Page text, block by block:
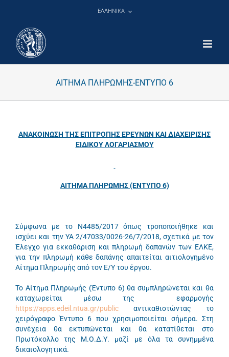
ΕΛΛΗΝΙΚΑ
ΑΙΤΗΜΑ ΠΛΗΡΩΜΗΣ-ΕΝΤΥΠΟ 6
ΑΝΑΚΟΙΝΩΣΗ ΤΗΣ ΕΠΙΤΡΟΠΗΣ ΕΡΕΥΝΩΝ ΚΑΙ ΔΙΑΧΕΙΡΙΣΗΣ
ΕΙΔΙΚΟΥ ΛΟΓΑΡΙΑΣΜΟΥ
ΑΙΤΗΜΑ ΠΛΗΡΩΜΗΣ (ΕΝΤΥΠΟ 6)
Σύμφωνα με το Ν4485/2017 όπως τροποποιήθηκε και
ισχύει και την ΥΑ 2/47033/0026-26/7/2018, σχετικά με τον
Έλεγχο για εκκαθάριση και πληρωμή δαπανών των ΕΛΚΕ,
για την πληρωμή κάθε δαπάνης απαιτείται αιτιολογημένο
Αίτημα Πληρωμής από τον Ε/Υ του έργου.
Το Αίτημα Πληρωμής (Έντυπο 6) θα συμπληρώνεται και θα
καταχωρείται μέσω της εφαρμογής
https://apps.edeil.ntua.gr/public αντικαθιστώντας το
χειρόγραφο Έντυπο 6 που χρησιμοποιείται σήμερα. Στη
συνέχεια θα εκτυπώνεται και θα κατατίθεται στο
Πρωτόκολλο της Μ.Ο.Δ.Υ. μαζί με όλα τα συνημμένα
δικαιολογητικά.